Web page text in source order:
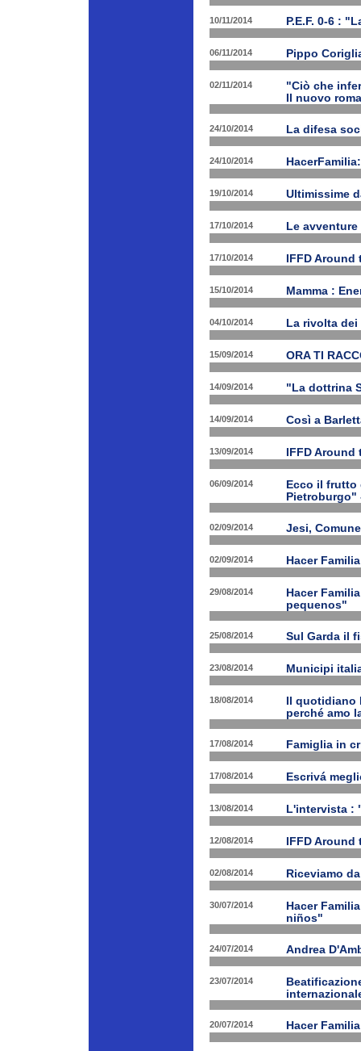
10/11/2014 P.E.F. 0-6 :
06/11/2014 Pippo
02/11/2014
"Ciò che
Il nuovo
24/10/2014 La difesa
24/10/2014
19/10/2014 Ultimissime
17/10/2014 Le
17/10/2014 IFFD
15/10/2014 Mamma :
04/10/2014 La rivolta
15/09/2014 ORA TI
14/09/2014 "La dottrina
14/09/2014 Così a
13/09/2014 IFFD
06/09/2014
Ecco il frutto
Pietroburgo"
02/09/2014 Jesi,
02/09/2014 Hacer
29/08/2014
Hacer
pequenos"
25/08/2014 Sul Garda il
23/08/2014 Municipi
18/08/2014
Il
perché amo
17/08/2014 Famiglia in
17/08/2014 Escrivá
13/08/2014 L'intervista :
12/08/2014 IFFD
02/08/2014 Riceviamo
30/07/2014
Hacer
niños"
24/07/2014 Andrea
23/07/2014
20/07/2014 Hacer